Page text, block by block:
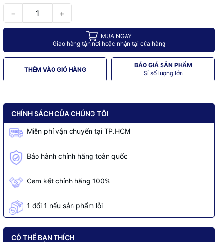
− +
MUA NGAY
Giao hàng tận nơi hoặc nhận tại cửa hàng
THÊM VÀO GIỎ HÀNG
BÁO GIÁ SẢN PHẨM
Sỉ số lượng lớn
CHÍNH SÁCH CỦA CHÚNG TÔI
Miễn phí vận chuyển tại TP.HCM
Bảo hành chính hãng toàn quốc
Cam kết chính hãng 100%
1 đổi 1 nếu sản phẩm lỗi
CÓ THỂ BẠN THÍCH